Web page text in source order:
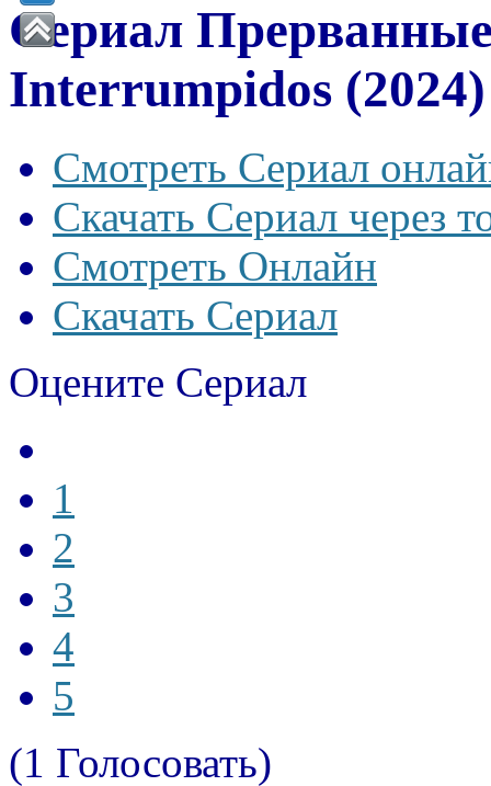
Сериал
Interrumpidos (2024)
Смотреть Сериал
Скачать Сериал через
Смотреть Онлайн
Скачать Сериал
Оцените Сериал
1
2
3
4
5
(1 Голосовать)